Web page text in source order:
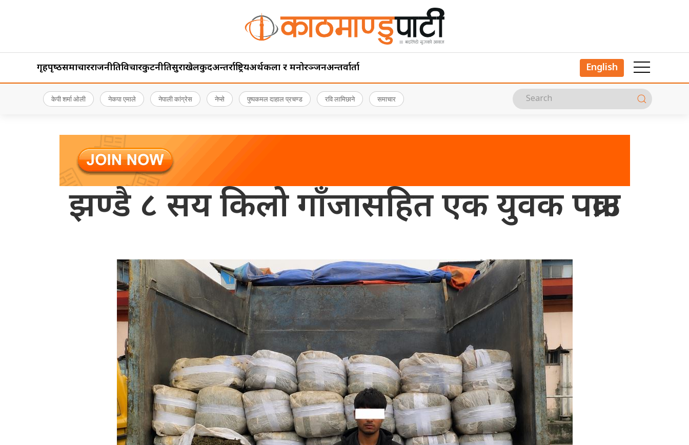
गृहपृष्‍ठसमाचारराजनीतिविचारकुटनीतिसुरक्षाखेलकुदअन्तर्राष्ट्रियअर्थकला र मनोरञ्जनअन्तर्वार्ता English
केपी शर्मा ओली नेकपा एमाले नेपाली कांग्रेस नेप्से पुष्पकमल दाहाल प्रचण्ड रवि लामिछाने समाचार
झण्डै ८ सय किलो गाँजासहित एक युवक पक्राउ